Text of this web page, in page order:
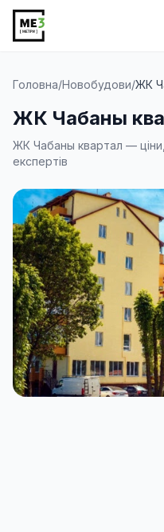
Головна/Новобудови/ЖК
ЖК Чабаны
ЖК Чабаны квартал —
експертів